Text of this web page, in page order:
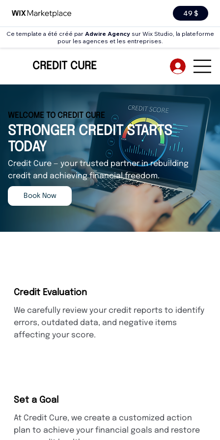
49 $
Ce template a été créé par Adwire Agencysur Wix Studio, la plateforme
pour les agences et les entreprises.